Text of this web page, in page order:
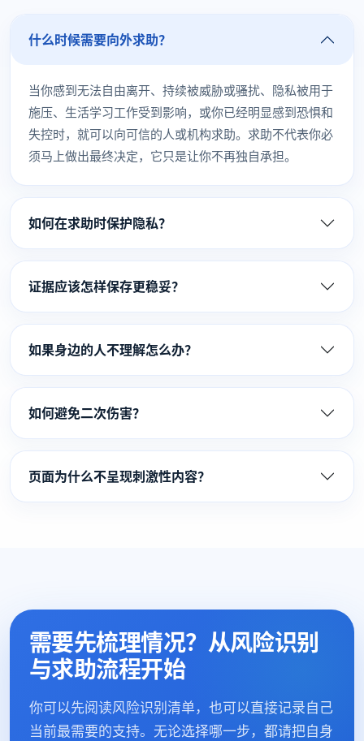
什么时候需要向外求助？
当你感到无法自由离开、持续被威胁或骚扰、隐私被用于
施压、生活学习工作受到影响，或你已经明显感到恐惧和
失控时，就可以向可信的人或机构求助。求助不代表你必
须马上做出最终决定，它只是让你不再独自承担。
如何在求助时保护隐私？
证据应该怎样保存更稳妥？
如果身边的人不理解怎么办？
如何避免二次伤害？
页面为什么不呈现刺激性内容？
需要先梳理情况？从风险识别
与求助流程开始
你可以先阅读风险识别清单，也可以直接记录自己
当前最需要的支持。无论选择哪一步，都请把自身